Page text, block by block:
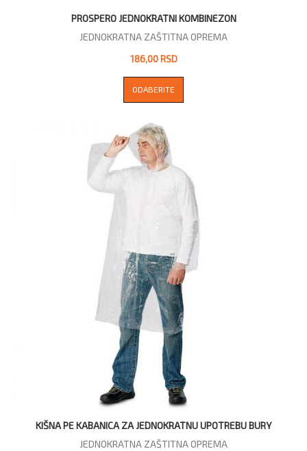
PROSPERO JEDNOKRATNI KOMBINEZON
JEDNOKRATNA ZAŠTITNA OPREMA
186,00 RSD
ODABERITE
KIŠNA PE KABANICA ZA JEDNOKRATNU UPOTREBU BURY
JEDNOKRATNA ZAŠTITNA OPREMA